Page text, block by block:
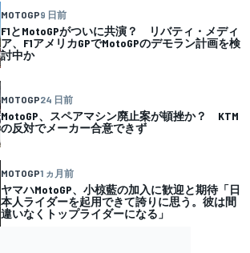
MOTOGP9 日前
F1とMotoGPがついに共演？ リバティ・メディ
ア、F1アメリカGPでMotoGPのデモラン計画を検
討中か
MOTOGP24 日前
MotoGP、スペアマシン廃止案が頓挫か？ KTM
の反対でメーカー合意できず
MOTOGP1 ヵ月前
ヤマハMotoGP、小椋藍の加入に歓迎と期待「日
本人ライダーを起用できて誇りに思う。彼は間
違いなくトップライダーになる」